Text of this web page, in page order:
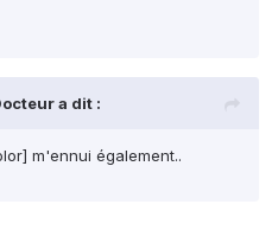
a dit :
m'ennui également..